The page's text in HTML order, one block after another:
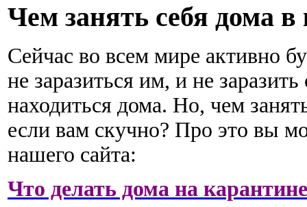
Чем занять себя дома
Сейчас во всем мире активно
не заразиться им, и не
находиться дома. Но, чем
если вам скучно? Про это вы
нашего сайта:
Что делать дома на